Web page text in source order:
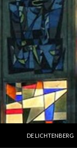
DE LICHTENBERG